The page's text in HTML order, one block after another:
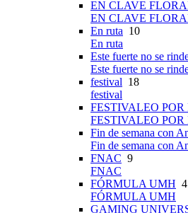
EN CLAVE
EN CLAVE
En ruta 10
En ruta
Este fuerte no se
Este fuerte no se
festival 18
festival
FESTIVALEO POR
FESTIVALEO POR
Fin de semana con
Fin de semana con
FNAC 9
FNAC
FÓRMULA UMH 4
FÓRMULA UMH
GAMING